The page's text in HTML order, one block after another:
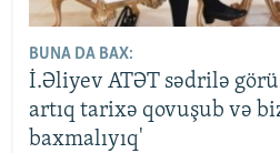
BUNA DA BAX:
İ.Əliyev ATƏT sədrilə
artıq tarixə qovuşub və
baxmalıyıq'